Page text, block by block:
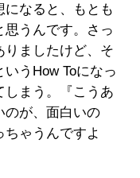
になると、もとも
思うんです。さっ
りましたけど、そ
うHow Toになっ
しまう。『こうあ
のが、面白いの
ゃうんですよ